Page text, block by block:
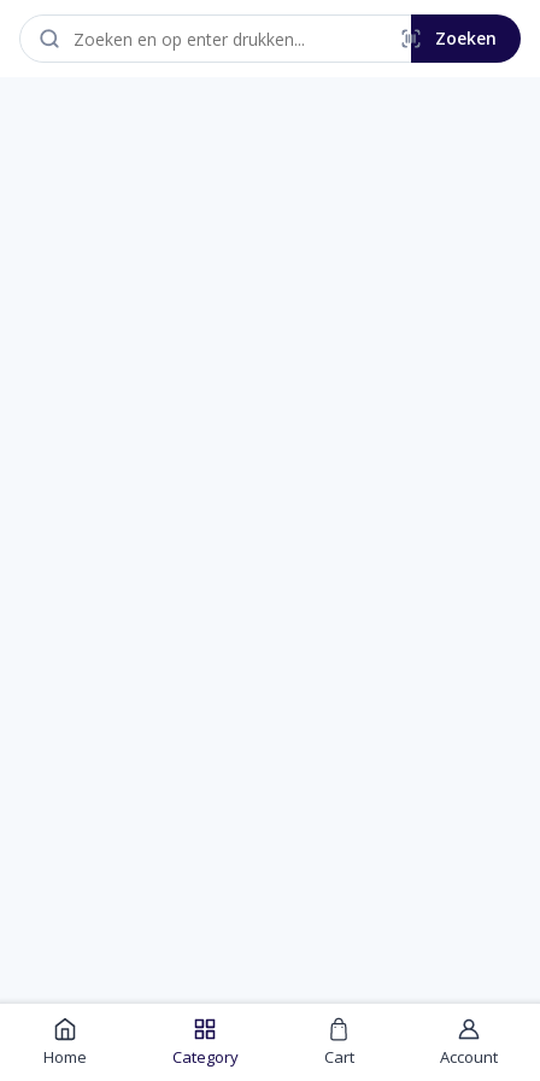
Zoeken
Alle categorieën
Home Category Cart Account